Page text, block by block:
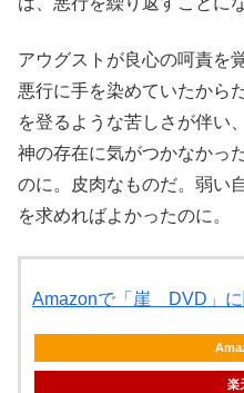
アウグストが良心の呵責を
悪行に手を染めていたから
を登るような苦しさが伴い
神の存在に気がつかなかっ
のに。皮肉なものだ。弱い
を求めればよかったのに。
Amazonで「崖 DVD」に
楽